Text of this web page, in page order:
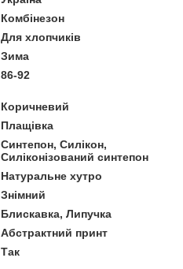
Комбінезон
Для хлопчиків
Зима
86-92
Коричневий
Плащівка
Синтепон, Силікон,
Силіконізований синтепон
Натуральне хутро
Знімний
Блискавка, Липучка
Абстрактний принт
Так